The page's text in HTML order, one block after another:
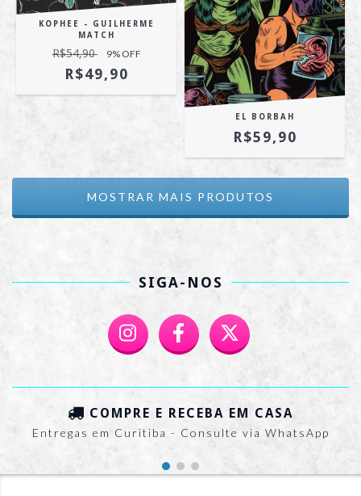
KOPHEE - GUILHERME
MATCH
R$54,90 9% OFF
R$49,90
EL BORBAH
R$59,90
MOSTRAR MAIS PRODUTOS
SIGA-NOS
COMPRE E RECEBA EM CASA
Entregas em Curitiba - Consulte via WhatsApp